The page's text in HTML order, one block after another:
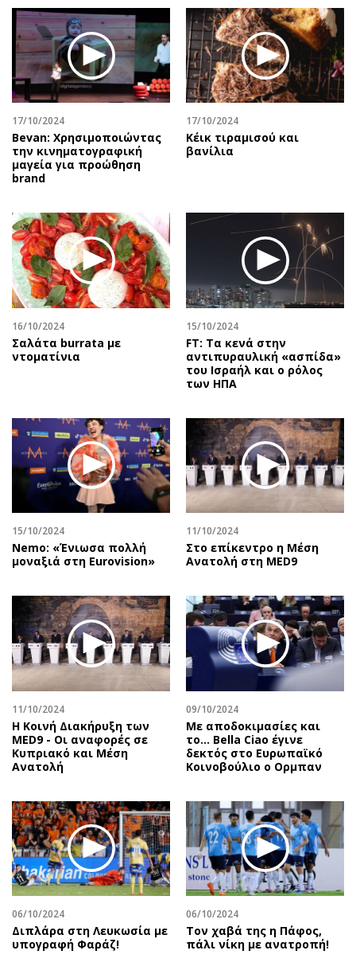
17/10/2024
Bevan: Χρησιμοποιώντας
την κινηματογραφική
μαγεία για προώθηση
brand
17/10/2024
Κέικ τιραμισού και
βανίλια
16/10/2024
Σαλάτα burrata με
ντοματίνια
15/10/2024
FT: Tα κενά στην
αντιπυραυλική «ασπίδα»
του Ισραήλ και ο ρόλος
των ΗΠΑ
15/10/2024
Nemo: «Ένιωσα πολλή
μοναξιά στη Eurovision»
11/10/2024
Στο επίκεντρο η Μέση
Ανατολή στη MED9
11/10/2024
Η Κοινή Διακήρυξη των
MED9 - Οι αναφορές σε
Κυπριακό και Μέση
Ανατολή
09/10/2024
Με αποδοκιμασίες και
το… Bella Ciao έγινε
δεκτός στο Ευρωπαϊκό
Κοινοβούλιο ο Ορμπαν
06/10/2024
Διπλάρα στη Λευκωσία με
υπογραφή Φαράζ!
06/10/2024
Τον χαβά της η Πάφος,
πάλι νίκη με ανατροπή!